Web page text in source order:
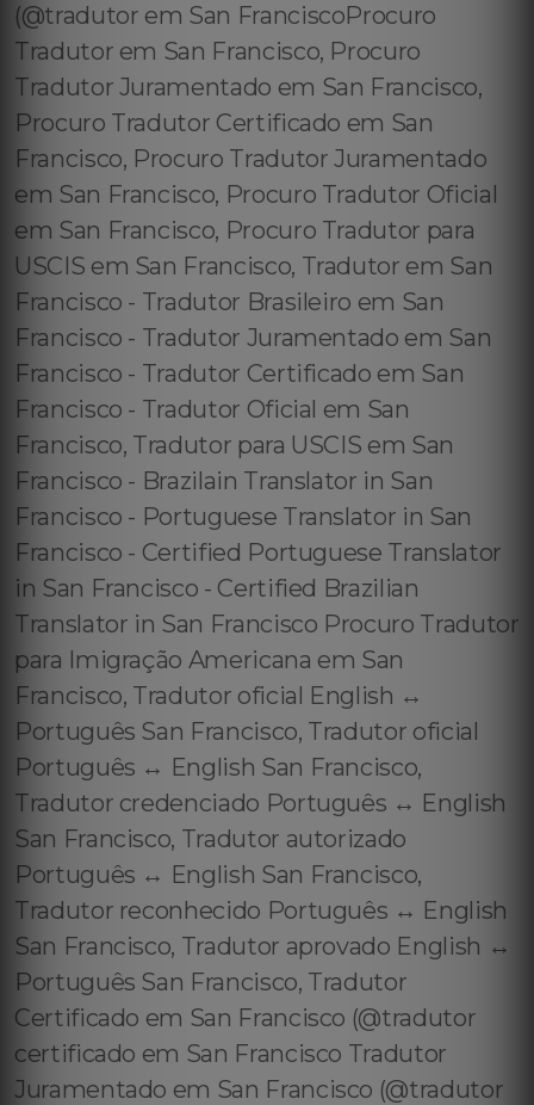
(@tradutor em San FranciscoProcuro
Tradutor em San Francisco, Procuro
Tradutor Juramentado em San Francisco,
Procuro Tradutor Certificado em San
Francisco, Procuro Tradutor Juramentado
em San Francisco, Procuro Tradutor Oficial
em San Francisco, Procuro Tradutor para
USCIS em San Francisco, Tradutor em San
Francisco - Tradutor Brasileiro em San
Francisco - Tradutor Juramentado em San
Francisco - Tradutor Certificado em San
Francisco - Tradutor Oficial em San
Francisco, Tradutor para USCIS em San
Francisco - Brazilain Translator in San
Francisco - Portuguese Translator in San
Francisco - Certified Portuguese Translator
in San Francisco - Certified Brazilian
Translator in San Francisco Procuro Tradutor
para Imigração Americana em San
Francisco, Tradutor oficial English ↔️
Português San Francisco, Tradutor oficial
Português ↔️ English San Francisco,
Tradutor credenciado Português ↔️ English
San Francisco, Tradutor autorizado
Português ↔️ English San Francisco,
Tradutor reconhecido Português ↔️ English
San Francisco, Tradutor aprovado English ↔️
Português San Francisco, Tradutor
Certificado em San Francisco (@tradutor
certificado em San Francisco Tradutor
Juramentado em San Francisco (@tradutor